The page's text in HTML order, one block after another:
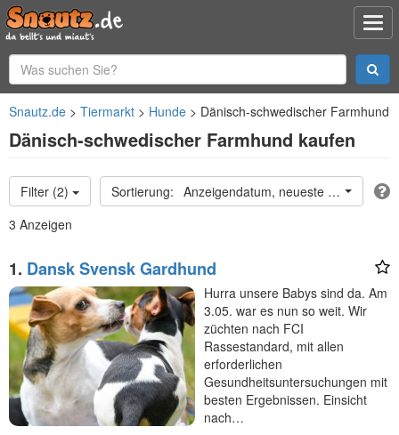
Snautz.de Tiermarkt Hunde Dänisch-schwedischer Farmhund
Dänisch-schwedischer Farmhund kaufen
Filter (2)
Anzeigendatum, neueste oben
3 Anzeigen
1. Dansk Svensk Gardhund
Hurra unsere Babys sind da. Am
3.05. war es nun so weit. Wir
züchten nach FCI
Rassestandard, mit allen
erforderlichen
Gesundheitsuntersuchungen mit
besten Ergebnissen. Einsicht
nach…